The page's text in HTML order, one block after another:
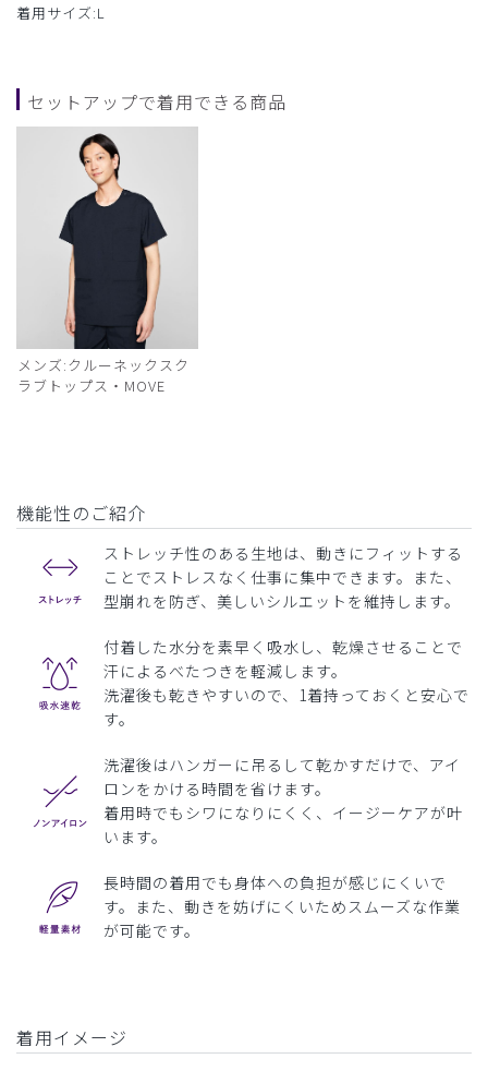
着用サイズ:L
セットアップで着用できる商品
メンズ:クルーネックスク
ラブトップス・MOVE
機能性のご紹介
ストレッチ性のある生地は、動きにフィットする
ことでストレスなく仕事に集中できます。また、
型崩れを防ぎ、美しいシルエットを維持します。
付着した水分を素早く吸水し、乾燥させることで
汗によるべたつきを軽減します。
洗濯後も乾きやすいので、1着持っておくと安心で
す。
洗濯後はハンガーに吊るして乾かすだけで、アイ
ロンをかける時間を省けます。
着用時でもシワになりにくく、イージーケアが叶
います。
長時間の着用でも身体への負担が感じにくいで
す。また、動きを妨げにくいためスムーズな作業
が可能です。
着用イメージ